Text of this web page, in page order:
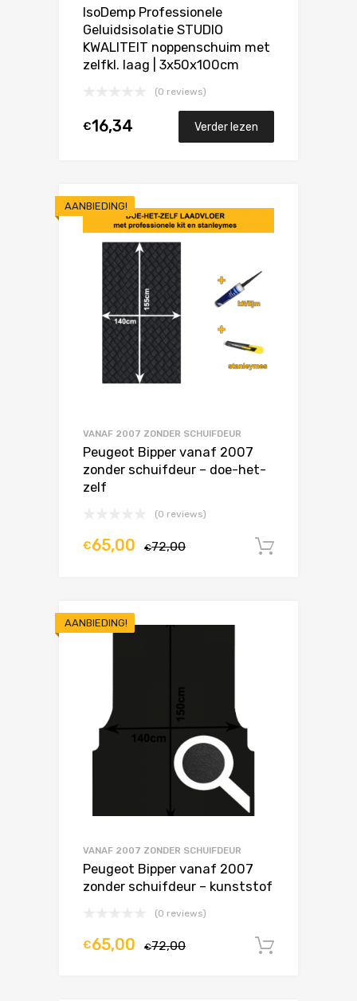
IsoDemp Professionele
Geluidsisolatie STUDIO
KWALITEIT noppenschuim met
zelfkl. laag | 3x50x100cm
(0 reviews)
€16,34 Verder lezen
AANBIEDING!
VANAF 2007 ZONDER SCHUIFDEUR
Peugeot Bipper vanaf 2007
zonder schuifdeur – doe-het-
zelf
(0 reviews)
€72,00
€65,00
AANBIEDING!
VANAF 2007 ZONDER SCHUIFDEUR
Peugeot Bipper vanaf 2007
zonder schuifdeur – kunststof
(0 reviews)
€72,00
€65,00